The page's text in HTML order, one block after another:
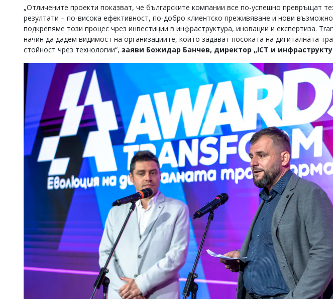
Коментарите
статиите
въвеждат
читателите
редакцията
отговорност
откриете
обиден
„Отличените проекти показват, че българските компании все по-успешно превръщат
резултати – по-висока ефективност, по-добро клиентско преживяване и нови
подкрепяме този процес чрез инвестиции в инфраструктура, иновации и експертиза.
начин да дадем видимост на организациите, които задават посоката на дигиталната
стойност чрез технологии“, заяви Божидар Банчев, директор „ICT и